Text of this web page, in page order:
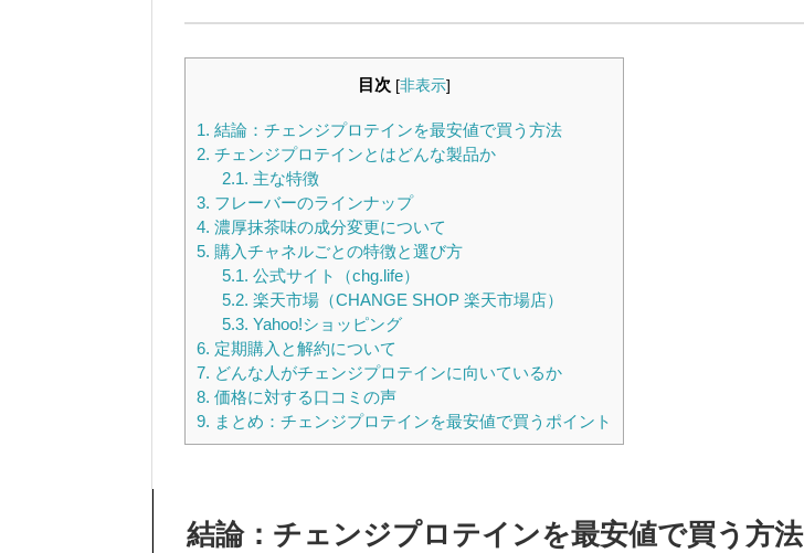
目次 [非表示]
1. 結論：チェンジプロテインを最安値で買う方法
2. チェンジプロテインとはどんな製品か
2.1. 主な特徴
3. フレーバーのラインナップ
4. 濃厚抹茶味の成分変更について
5. 購入チャネルごとの特徴と選び方
5.1. 公式サイト（chg.life）
5.2. 楽天市場（CHANGE SHOP 楽天市場店）
5.3. Yahoo!ショッピング
6. 定期購入と解約について
7. どんな人がチェンジプロテインに向いているか
8. 価格に対する口コミの声
9. まとめ：チェンジプロテインを最安値で買うポイント
結論：チェンジプロテインを最安値で買う方法